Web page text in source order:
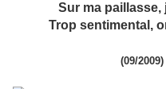
Sur ma paillasse,
Trop sentimental,
(09/